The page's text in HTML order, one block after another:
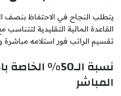
يتطلب النجاح في الاحتفاظ بنصف
القاعدة المالية التقليدية
تقسيم الراتب فور استلامه مباشرة
نسبة الـ50%
المباشر